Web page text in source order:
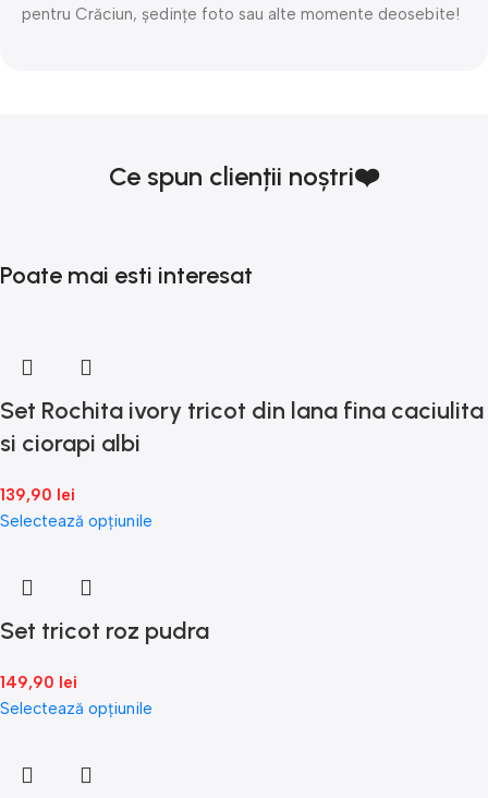
pentru Crăciun, ședințe foto sau alte momente deosebite!
Ce spun clienții noștri❤️
Poate mai esti interesat
Set Rochita ivory tricot din lana fina caciulita
si ciorapi albi
139,90 lei
Selectează opțiunile
Set tricot roz pudra
149,90 lei
Selectează opțiunile